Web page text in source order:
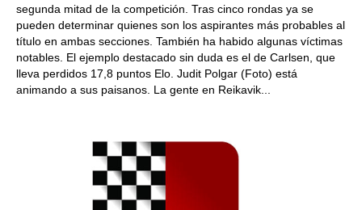
segunda mitad de la competición. Tras cinco rondas ya se
pueden determinar quienes son los aspirantes más probables al
título en ambas secciones. También ha habido algunas víctimas
notables. El ejemplo destacado sin duda es el de Carlsen, que
lleva perdidos 17,8 puntos Elo. Judit Polgar (Foto) está
animando a sus paisanos. La gente en Reikavik...